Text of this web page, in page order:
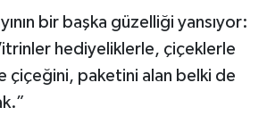
bir başka güzelliği yansıyor:
hediyeliklerle, çiçeklerle
çiçeğini, paketini alan belki de